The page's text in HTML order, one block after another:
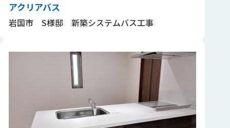
アクリアバス
岩国市 S様邸 新築システムバス工事